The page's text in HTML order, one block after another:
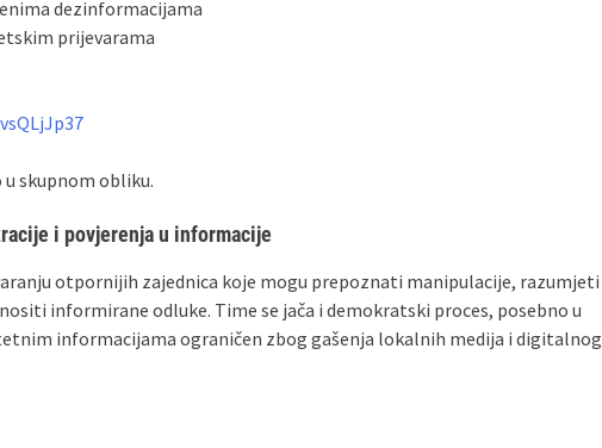
dezinformacijama
prijevarama
u skupnom obliku.
i povjerenja u informacije
otpornijih zajednica koje mogu prepoznati manipulacije, razumjeti
informirane odluke. Time se jača i demokratski proces, posebno u
informacijama ograničen zbog gašenja lokalnih medija i digitalnog